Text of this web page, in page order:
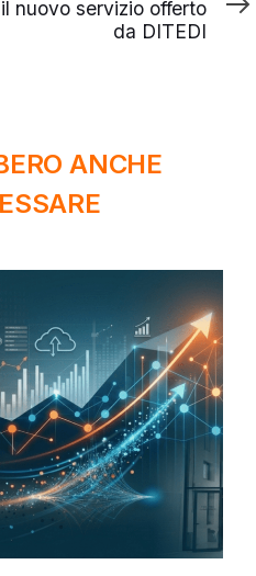
nuovo servizio offerto
da DITEDI
ANCHE